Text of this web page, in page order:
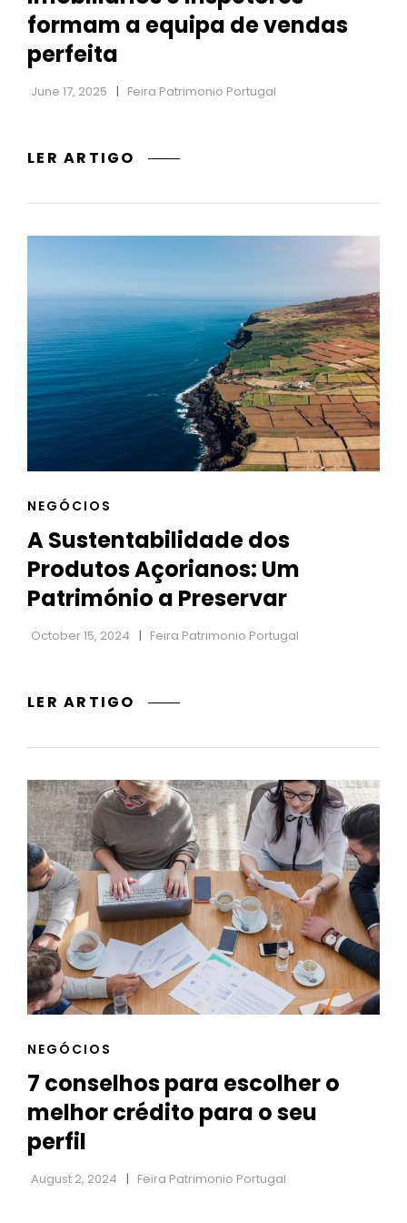
formam a equipa de vendas
perfeita
June 17, 2025 Feira Patrimonio Portugal
LER ARTIGO PORQUE
QUE
INSPETORES
FORMAM
A
EQUIPA
VENDAS
PERFEITA
CAT
NEGÓCIOS
A Sustentabilidade dos
Produtos Açorianos: Um
Património a Preservar
October 15, 2024 Feira Patrimonio Portugal
LER ARTIGO
DOS
AÇORIANOS:
UM
PATRIMÓNIO
A
PRESERVAR
CAT
NEGÓCIOS
7 conselhos para escolher o
melhor crédito para o seu
perfil
August 2, 2024 Feira Patrimonio Portugal